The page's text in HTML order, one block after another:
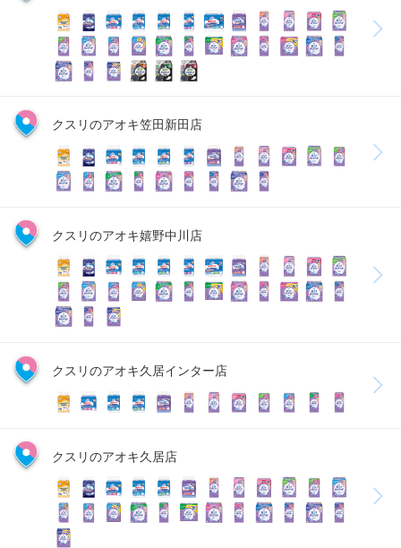
クスリのアオキ笠田新田店
クスリのアオキ嬉野中川店
クスリのアオキ久居インター店
クスリのアオキ久居店